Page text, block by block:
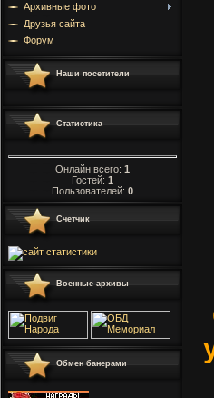
Архивные фото
Друзья сайта
Форум
Наши посетители
Статистика
Онлайн всего: 1
Гостей: 1
Пользователей: 0
Счетчик
Военные архивы
Обмен банерами